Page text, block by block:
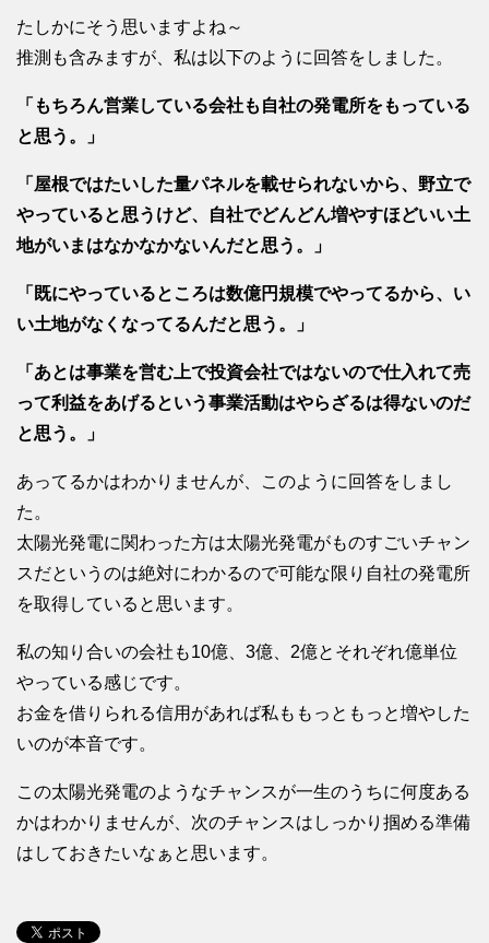
たしかにそう思いますよね～
推測も含みますが、私は以下のように回答をしました。
「もちろん営業している会社も自社の発電所をもっている
と思う。」
「屋根ではたいした量パネルを載せられないから、野立で
やっていると思うけど、自社でどんどん増やすほどいい土
地がいまはなかなかないんだと思う。」
「既にやっているところは数億円規模でやってるから、い
い土地がなくなってるんだと思う。」
「あとは事業を営む上で投資会社ではないので仕入れて売
って利益をあげるという事業活動はやらざるは得ないのだ
と思う。」
あってるかはわかりませんが、このように回答をしまし
た。
太陽光発電に関わった方は太陽光発電がものすごいチャン
スだというのは絶対にわかるので可能な限り自社の発電所
を取得していると思います。
私の知り合いの会社も10億、3億、2億とそれぞれ億単位
やっている感じです。
お金を借りられる信用があれば私ももっともっと増やした
いのが本音です。
この太陽光発電のようなチャンスが一生のうちに何度ある
かはわかりませんが、次のチャンスはしっかり掴める準備
はしておきたいなぁと思います。